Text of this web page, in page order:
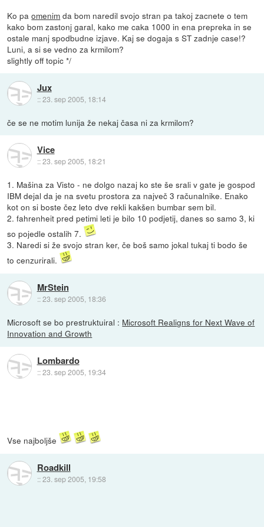
Ko paomenim da bom naredil svojo stran pa takoj zacnete o tem
kako bom zastonj garal, kako me caka 1000 in ena prepreka in se
ostale manj spodbudne izjave. Kaj se dogaja s ST zadnje case!?
Luni, a si se vedno za krmilom?
slightly off topic */
Jux
::23. sep 2005, 18:14
če se ne motim lunija že nekaj časa ni za krmilom?
Vice
::23. sep 2005, 18:21
1. Mašina za Visto - ne dolgo nazaj ko ste še srali v gate je gospod
IBM dejal da je na svetu prostora za največ 3 računalnike. Enako
kot on si boste čez leto dve rekli kakšen bumbar sem bil.
2. fahrenheit pred petimi leti je bilo 10 podjetij, danes so samo 3, ki
so pojedle ostalih 7.
3. Naredi si že svojo stran ker, če boš samo jokal tukaj ti bodo še
to cenzurirali.
MrStein
::23. sep 2005, 18:36
Microsoft se bo prestruktuiral : Microsoft Realigns for Next Wave of
Innovation and Growth
Lombardo
::23. sep 2005, 19:34
Vse najboljše
Roadkill
::23. sep 2005, 19:58